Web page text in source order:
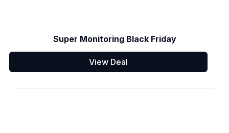
Super Monitoring Black Friday
View Deal